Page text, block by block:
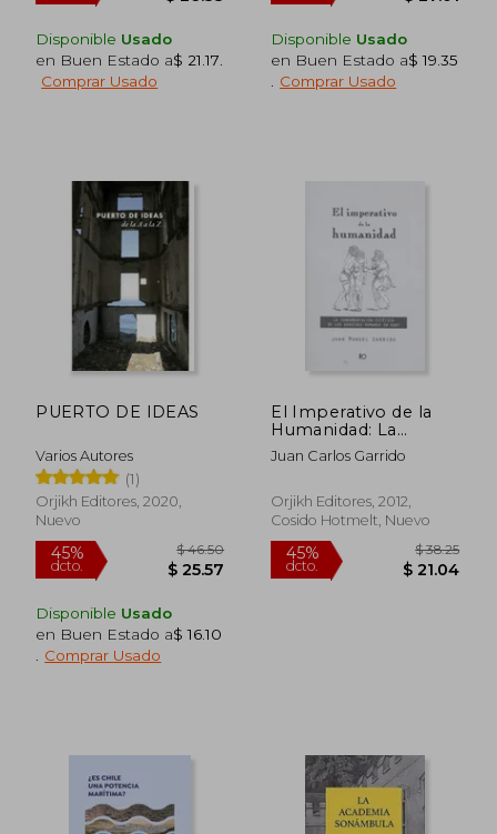
Disponible Usado
en Buen Estado a$ 21.17
Comprar Usado
Disponible Usado
en Buen Estado a$ 19.35
Comprar Usado
PUERTO DE IDEAS
Varios Autores
(1)
Orjikh Editores, 2020,
Nuevo
Disponible Usado
en Buen Estado a$ 16.10
Comprar Usado
El Imperativo de la
Humanidad: La
Fundamentación
Estética de los
en Kant
Juan Carlos Garrido
Orjikh Editores, 2012,
Cosido Hotmelt, Nuevo
dcto.